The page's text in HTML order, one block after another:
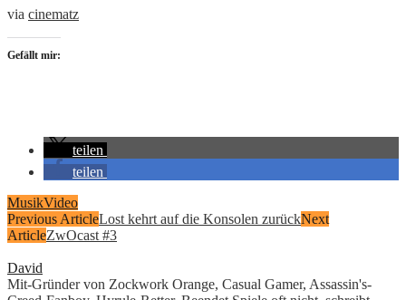
via cinematz
Gefällt mir:
teilen
teilen
MusikVideo
Previous ArticleLost kehrt auf die Konsolen zurückNext
ArticleZwOcast #3
David
Mit-Gründer von Zockwork Orange, Casual Gamer, Assassin's-